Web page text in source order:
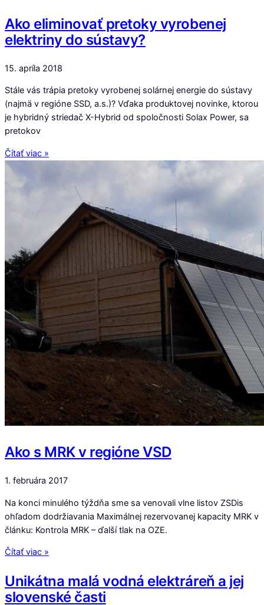
Ako eliminovať pretoky vyrobenej
elektriny do sústavy?
15. apríla 2018
Stále vás trápia pretoky vyrobenej solárnej energie do sústavy
(najmä v regióne SSD, a.s.)? Vďaka produktovej novinke, ktorou
je hybridný striedač X-Hybrid od spoločnosti Solax Power, sa
pretokov
Čítať viac »
Ako s MRK v regióne VSD
1. februára 2017
Na konci minulého týždňa sme sa venovali vlne listov ZSDis
ohľadom dodržiavania Maximálnej rezervovanej kapacity MRK v
článku: Kontrola MRK – ďalší tlak na OZE.
Čítať viac »
Unikátna malá vodná elektráreň a jej
slovenské časti